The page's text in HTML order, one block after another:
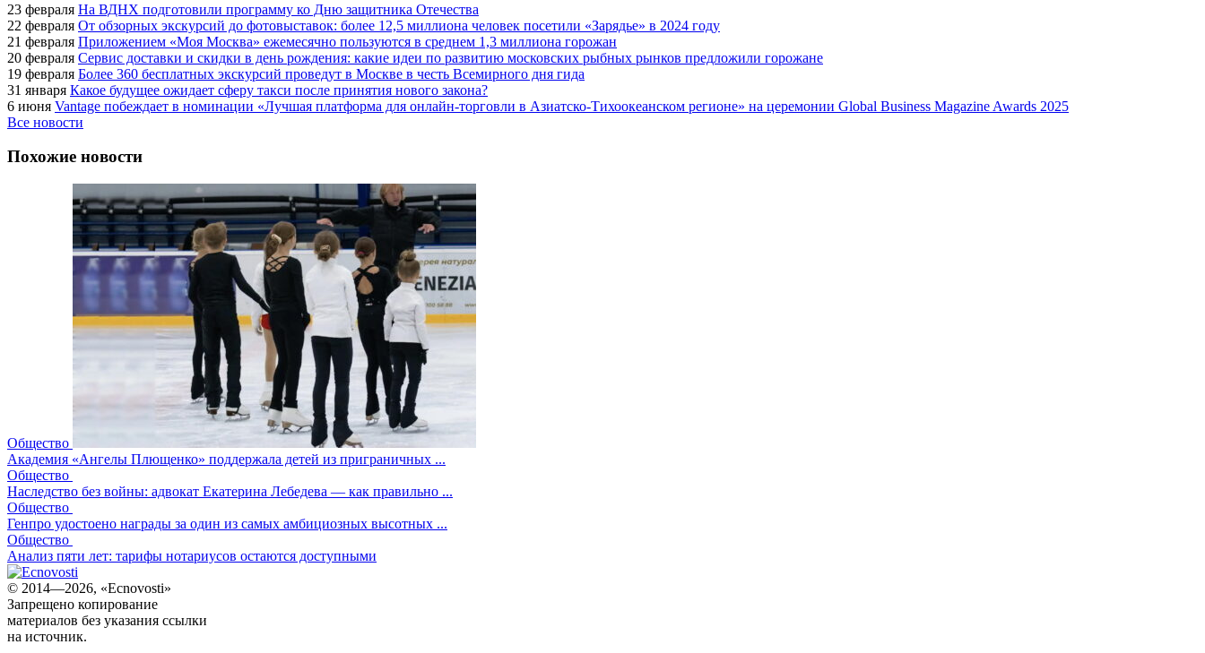
23 февраля На ВДНХ подготовили программу ко Дню защитника Отечества
22 февраля От обзорных экскурсий до фотовыставок: более 12,5 миллиона человек посетили «Зарядье» в 2024 году
21 февраля Приложением «Моя Москва» ежемесячно пользуются в среднем 1,3 миллиона горожан
20 февраля Сервис доставки и скидки в день рождения: какие идеи по развитию московских рыбных рынков предложили горожане
19 февраля Более 360 бесплатных экскурсий проведут в Москве в честь Всемирного дня гида
31 января Какое будущее ожидает сферу такси после принятия нового закона?
6 июня Vantage побеждает в номинации «Лучшая платформа для онлайн-торговли в Азиатско-Тихоокеанском регионе» на церемонии Global Business Magazine Awards 2025
Все новости
Похожие новости
Общество
Академия «Ангелы Плющенко» поддержала детей из приграничных ...
Общество
Наследство без войны: адвокат Екатерина Лебедева — как правильно ...
Общество
Генпро удостоено награды за один из самых амбициозных высотных ...
Общество
Анализ пяти лет: тарифы нотариусов остаются доступными
© 2014—2026, «Ecnovosti»
Запрещено копирование
материалов без указания ссылки
на источник.